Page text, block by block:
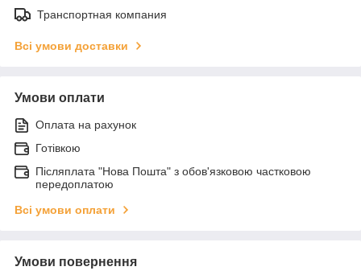
Транспортная компания
Всі умови доставки
Умови оплати
Оплата на рахунок
Готівкою
Післяплата "Нова Пошта" з обов'язковою частковою
передоплатою
Всі умови оплати
Умови повернення